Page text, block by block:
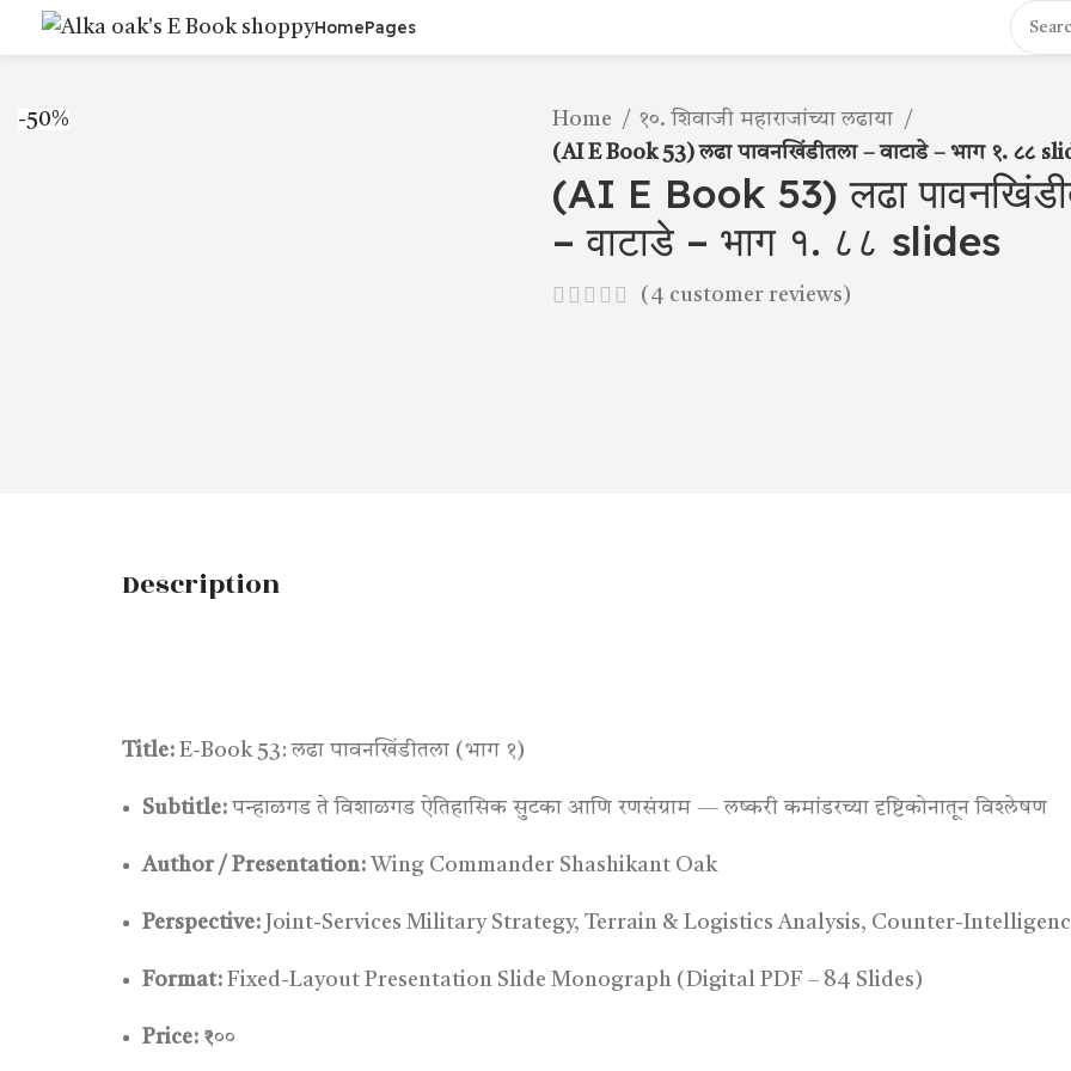
HomePages
-50% Home
१०. शिवाजी महाराजांच्या लढाया
(AI E Book 53) लढा पावनखिंडीतला – वाटाडे – भाग १. ८८
(AI E Book 53) लढा
– वाटाडे – भाग १. ८८ slides
( 4 customer reviews)
Description
Title: E-Book 53: लढा पावनखिंडीतला (भाग १)
Subtitle: पन्हाळगड ते विशाळगड ऐतिहासिक सुटका आणि रणसंग्राम — लष्करी कमांडरच्या दृष्टिकोनातून विश्लेषण
Author / Presentation: Wing Commander Shashikant Oak
Perspective: Joint-Services Military Strategy, Terrain & Logistics Analysis, Counter-
Format: Fixed-Layout Presentation Slide Monograph (Digital PDF – 84 Slides)
Price: ₹१००